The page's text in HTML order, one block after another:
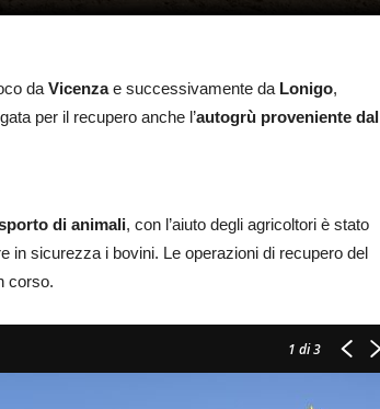
da Vicenzae successivamente da Lonigo,
per il recupero anche l’autogrù proveniente dal
di animali, con l’aiuto degli agricoltori è stato
in sicurezza i bovini. Le operazioni di recupero del
corso.
1 di 3